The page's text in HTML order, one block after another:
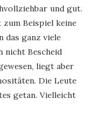
und gut.
zum Beispiel keine
das ganz viele
nicht Bescheid
liegt aber
Die Leute
getan. Vielleicht